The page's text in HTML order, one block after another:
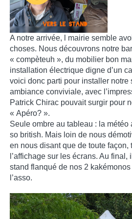
A notre arrivée, l mairie semble
choses. Nous découvrons notre
« compèteuh », du mobilier bon
installation électrique digne d’un
voici donc parti pour installer notre
ambiance conviviale, avec
Patrick Chirac pouvait surgir pour
« Apéro? ».
Seule ombre au tableau : la météo
so british. Mais loin de nous
en nous disant que de toute
l’affichage sur les écrans. Au
stand flanqué de nos 2
l’asso.